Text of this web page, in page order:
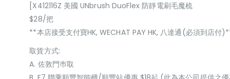
[X412116Z 美國 UNbrush DuoFlex 防靜電刷毛魔梳
$28/把
**本店接受支付寶HK, WECHAT PAY HK, 八達通(必須到店付
取貨方式:
A. 佐敦門巿取